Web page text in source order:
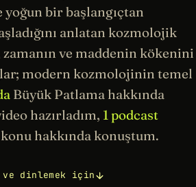
yoğun bir başlangıçtan
anlatan kozmolojik
zamanın ve maddenin kökenini
modern kozmolojinin temel
Büyük Patlama hakkında
hazırladım, 1 podcast
hakkında konuştum.
ve dinlemek için